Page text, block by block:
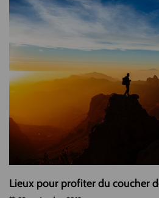
Lieux pour profiter du coucher